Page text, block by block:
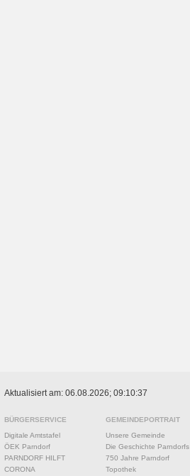
Aktualisiert am: 06.08.2026; 09:10:37
BÜRGERSERVICE
Digitale Amtstafel
ÖEK Parndorf
PARNDORF HILFT
CORONA
GEMEINDEPORTRAIT
Unsere Gemeinde
Die Geschichte Parndorfs
750 Jahre Parndorf
Topothek